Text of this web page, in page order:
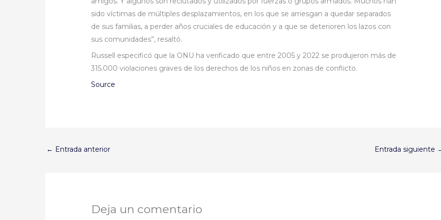
sido víctimas de múltiples desplazamientos, en los que se arriesgan a quedar separados
de sus familias, a perder años cruciales de educación y a que se deterioren los lazos con
sus comunidades”, resaltó.
Russell especificó que la ONU ha verificado que entre 2005 y 2022 se produjeron más de
315.000 violaciones graves de los derechos de los niños en zonas de conflicto.
Source
← Entrada anterior Entrada siguiente
Deja un comentario